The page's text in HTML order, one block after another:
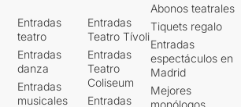
Entradas
teatro
Entradas
danza
Entradas
musicales
Entradas
Teatro Tívoli
Entradas
Teatro
Coliseum
Entradas
Abonos teatrales
Tiquets regalo
Entradas
espectáculos en
Madrid
Mejores
monólogos